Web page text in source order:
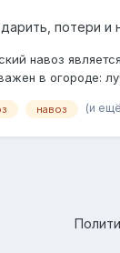
потери и
навоз
в огороде:
навоз (и